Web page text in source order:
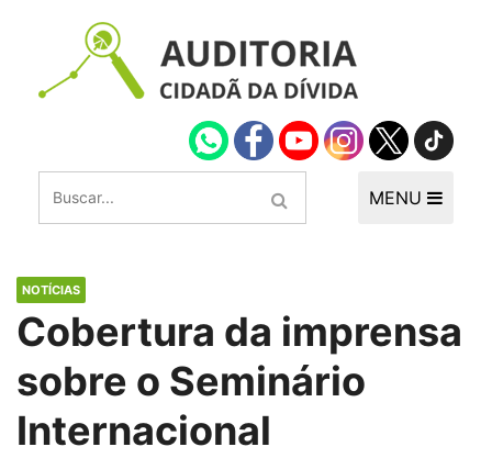
MENU
NOTÍCIAS
Cobertura da imprensa
sobre o Seminário
Internacional